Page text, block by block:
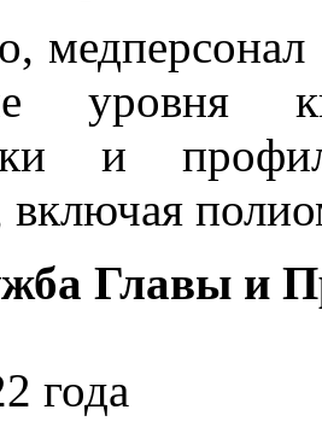
уровня
и
Главы и
года